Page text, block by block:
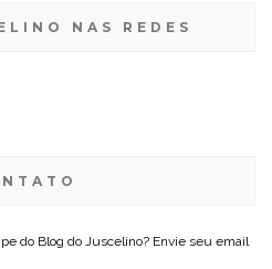
NAS REDES
do Blog do Juscelino? Envie seu email